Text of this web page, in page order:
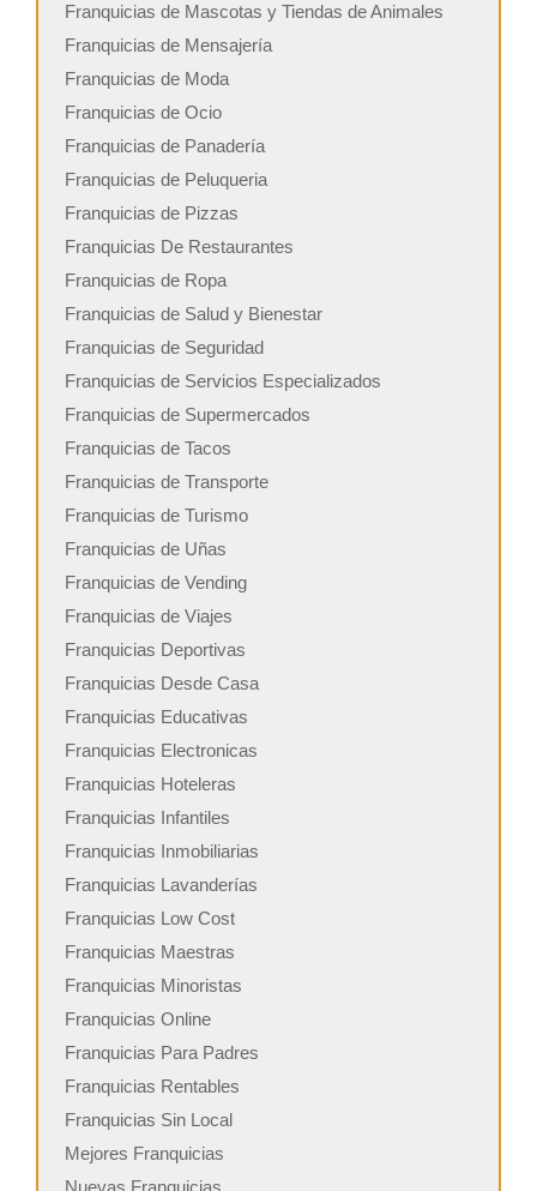
Franquicias de Mascotas y Tiendas de Animales
Franquicias de Mensajería
Franquicias de Moda
Franquicias de Ocio
Franquicias de Panadería
Franquicias de Peluqueria
Franquicias de Pizzas
Franquicias De Restaurantes
Franquicias de Ropa
Franquicias de Salud y Bienestar
Franquicias de Seguridad
Franquicias de Servicios Especializados
Franquicias de Supermercados
Franquicias de Tacos
Franquicias de Transporte
Franquicias de Turismo
Franquicias de Uñas
Franquicias de Vending
Franquicias de Viajes
Franquicias Deportivas
Franquicias Desde Casa
Franquicias Educativas
Franquicias Electronicas
Franquicias Hoteleras
Franquicias Infantiles
Franquicias Inmobiliarias
Franquicias Lavanderías
Franquicias Low Cost
Franquicias Maestras
Franquicias Minoristas
Franquicias Online
Franquicias Para Padres
Franquicias Rentables
Franquicias Sin Local
Mejores Franquicias